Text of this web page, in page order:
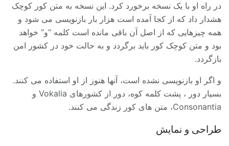
در راه او با یک نسخه برخورد کرد. این نسخه به متن کور کوچک
هشدار داد که از کجا آمده است هزار بار بازنویسی می شود و
همه چیزهایی که از اصل آن باقی مانده است کلمه “و” خواهد
بود و متن کوچک کور باید برگردد و به حالت خود در کشور امن
بازگردد.
و اگر او بازنویسی نشده است، آنها هنوز از او استفاده می کنند.
بسیار دور ، پشت کلمه کوه، دور از کشورهای Vokalia و
Consonantia، متن های کور زندگی می کنند.
طراحی و نمایش